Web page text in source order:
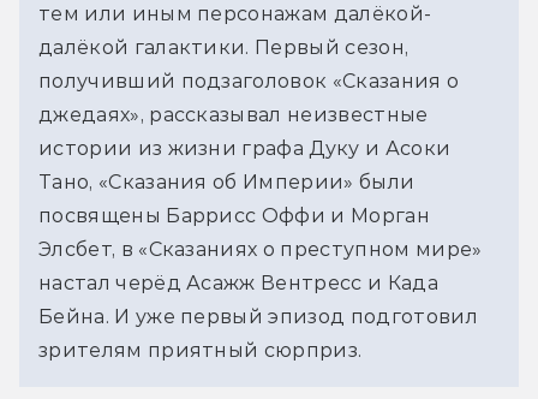
тем или иным персонажам далёкой-
далёкой галактики. Первый сезон,
получивший подзаголовок «Сказания о
джедаях», рассказывал неизвестные
истории из жизни графа Дуку и Асоки
Тано, «Сказания об Империи» были
посвящены Баррисс Оффи и Морган
Элсбет, в «Сказаниях о преступном мире»
настал черёд Асажж Вентресс и Када
Бейна. И уже первый эпизод подготовил
зрителям приятный сюрприз.